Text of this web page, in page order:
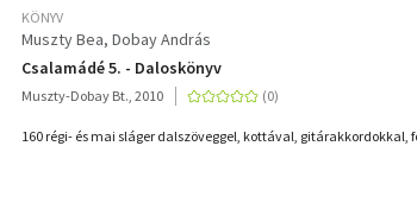
KÖNYV
Muszty Bea Dobay András
Csalamádé 5. - Daloskönyv
Muszty-Dobay Bt., 2010
160 régi- és mai sláger dalszöveggel, kottával, gitárakkordokkal,